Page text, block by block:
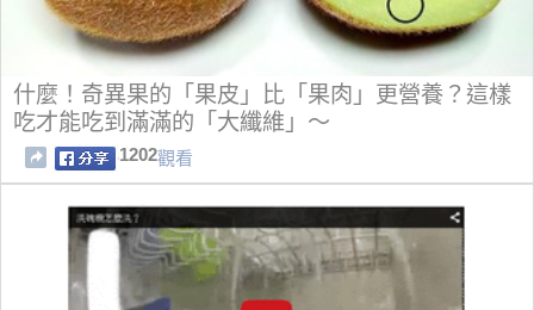
什麼！奇異果的「果皮」比「果肉」更營養？這樣
吃才能吃到滿滿的「大纖維」～
1202觀看